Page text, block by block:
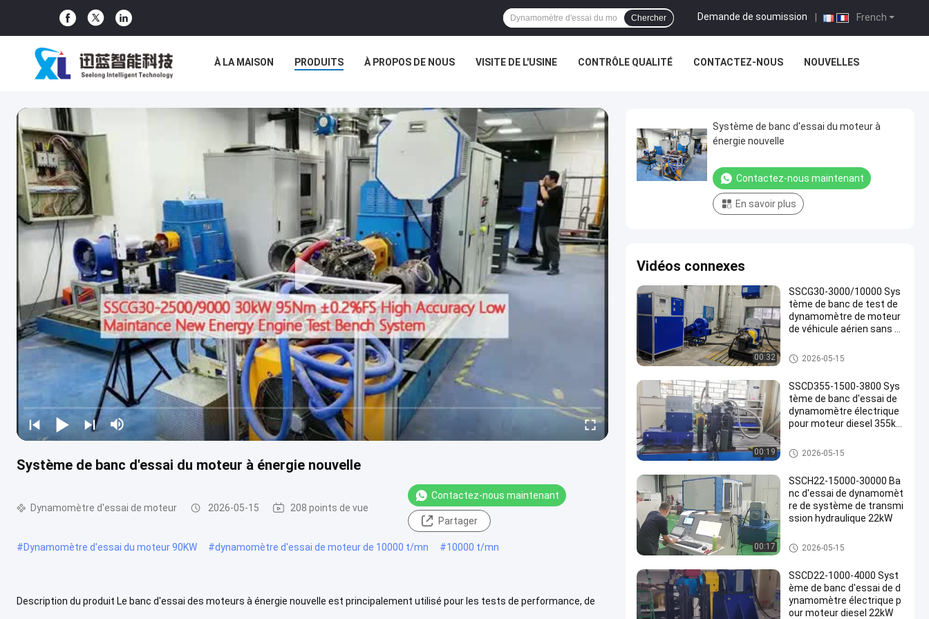
French
Demande de soumission
Chercher
À LA MAISON PRODUITS À PROPOS DE NOUS VISITE DE L'USINE CONTRÔLE QUALITÉ CONTACTEZ-NOUS NOUVELLES
Système de banc d'essai du moteur à énergie nouvelle
Dynamomètre d'essai de moteur 2026-05-15 208 points de vue
Contactez-nous maintenant
Partager
#Dynamomètre d'essai du moteur 90KW #dynamomètre d'essai de moteur de 10000 t/mn #10000 t/mn
Description du produit Le banc d'essai des moteurs à énergie nouvelle est principalement utilisé pour les tests de performance, de
Système de banc d'essai du moteur à
énergie nouvelle
Contactez-nous maintenant
En savoir plus
Vidéos connexes
00:32
SSCG30-3000/10000 Sys
tème de banc de test de
dynamomètre de moteur
de véhicule aérien sans pi
taille de haute précision d
e 30 kW
Dynamomètre d'essai de mot
eur
2026-05-15
00:19
SSCD355-1500-3800 Sys
tème de banc d'essai de
dynamomètre électrique
pour moteur diesel 355k
Dynamomètre d'essai de mot
eur
2026-05-15
00:17
SSCH22-15000-30000 Ba
nc d'essai de dynamomèt
re de système de transmi
ssion hydraulique 22kW
Dynamomètre d'essai de mot
eur
2026-05-15
SSCD22-1000-4000 Syst
ème de banc d'essai de d
ynamomètre électrique p
our moteur diesel 22kW